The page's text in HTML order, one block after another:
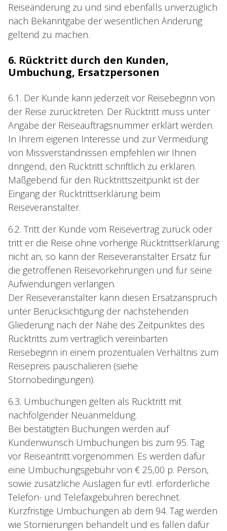
Reiseänderung zu und sind ebenfalls unverzüglich
nach Bekanntgabe der wesentlichen Änderung
geltend zu machen.
6. Rücktritt durch den Kunden,
Umbuchung, Ersatzpersonen
6.1. Der Kunde kann jederzeit vor Reisebeginn von
der Reise zurücktreten. Der Rücktritt muss unter
Angabe der Reiseauftragsnummer erklärt werden.
In Ihrem eigenen Interesse und zur Vermeidung
von Missverständnissen empfehlen wir Ihnen
dringend, den Rücktritt schriftlich zu erklären.
Maßgebend für den Rücktrittszeitpunkt ist der
Eingang der Rücktrittserklärung beim
Reiseveranstalter.
6.2. Tritt der Kunde vom Reisevertrag zurück oder
tritt er die Reise ohne vorherige Rücktrittserklärung
nicht an, so kann der Reiseveranstalter Ersatz für
die getroffenen Reisevorkehrungen und für seine
Aufwendungen verlangen.
Der Reiseveranstalter kann diesen Ersatzanspruch
unter Berücksichtigung der nachstehenden
Gliederung nach der Nähe des Zeitpunktes des
Rücktritts zum vertraglich vereinbarten
Reisebeginn in einem prozentualen Verhältnis zum
Reisepreis pauschalieren (siehe
Stornobedingungen).
6.3. Umbuchungen gelten als Rücktritt mit
nachfolgender Neuanmeldung.
Bei bestätigten Buchungen werden auf
Kundenwunsch Umbuchungen bis zum 95. Tag
vor Reiseantritt vorgenommen. Es werden dafür
eine Umbuchungsgebühr von € 25,00 p. Person,
sowie zusätzliche Auslagen für evtl. erforderliche
Telefon- und Telefaxgebühren berechnet.
Kurzfristige Umbuchungen ab dem 94. Tag werden
wie Stornierungen behandelt und es fallen dafür